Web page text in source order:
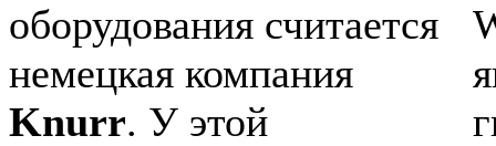
оборудования считается
немецкая компания
Knurr. У этой